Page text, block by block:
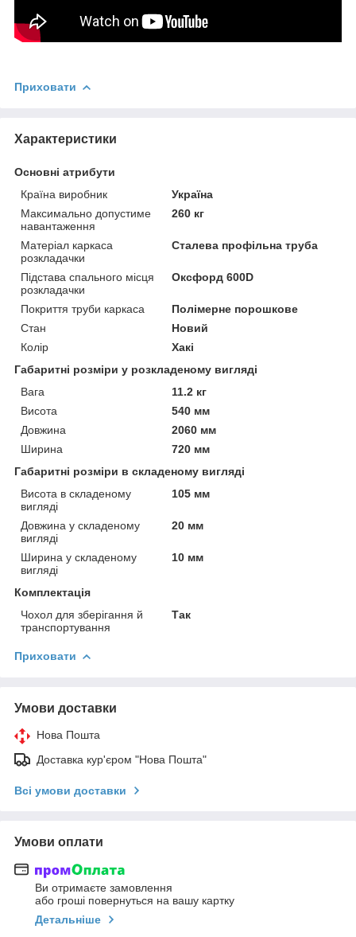
Приховати
Характеристики
Основні атрибути
Країна виробник
Україна
Максимально допустиме
навантаження
260 кг
Матеріал каркаса
розкладачки
Сталева профільна труба
Підстава спального місця
розкладачки
Оксфорд 600D
Покриття труби каркаса
Полімерне порошкове
Стан
Новий
Колір
Хакі
Габаритні розміри у розкладеному вигляді
Вага
11.2 кг
Висота
540 мм
Довжина
2060 мм
Ширина
720 мм
Габаритні розміри в складеному вигляді
Висота в складеному
вигляді
105 мм
Довжина у складеному
вигляді
20 мм
Ширина у складеному
вигляді
10 мм
Комплектація
Чохол для зберігання й
транспортування
Так
Приховати
Умови доставки
Нова Пошта
Доставка кур'єром "Нова Пошта"
Всі умови доставки
Умови оплати
Ви отримаєте замовлення
або гроші повернуться на вашу картку
Детальніше